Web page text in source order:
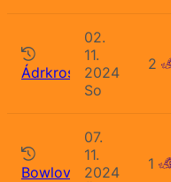
Ádrkros
02.
11.
2024
So
2
Bowlování
07.
11.
2024
1